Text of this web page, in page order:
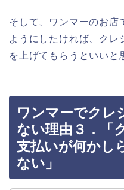
そして、ワンマーのお店
ようにしたければ、クレ
を上げてもらうといいと
ワンマーでクレ
ない理由３．「
支払いが何かし
ない」